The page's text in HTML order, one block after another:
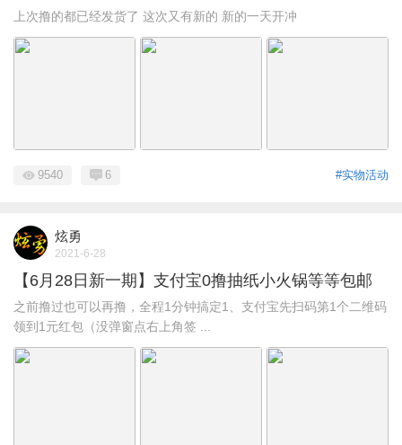
上次撸的都已经发货了 这次又有新的 新的一天开冲
#实物活动
9540 6
炫勇
2021-6-28
【6月28日新一期】支付宝0撸抽纸小火锅等等包邮
之前撸过也可以再撸，全程1分钟搞定1、支付宝先扫码第1个二维码
领到1元红包（没弹窗点右上角签 ...